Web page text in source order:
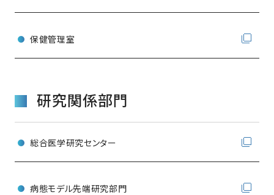
保健管理室
研究関係部門
総合医学研究センター
病態モデル先端研究部門